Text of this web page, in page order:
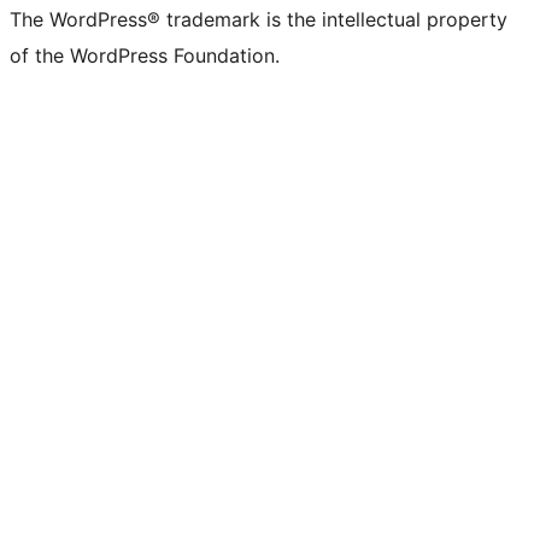
The WordPress® trademark is the intellectual property
of the WordPress Foundation.